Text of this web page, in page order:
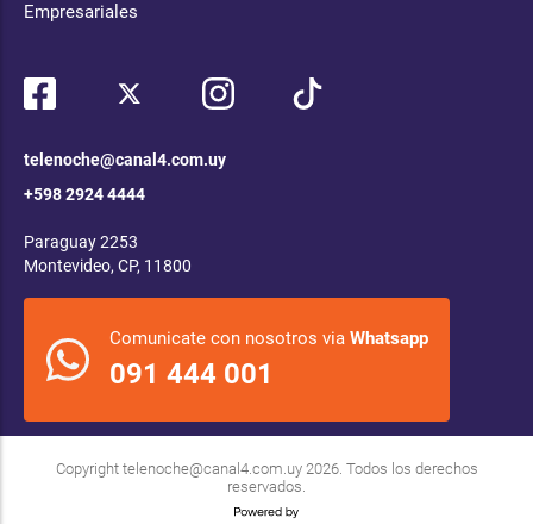
Empresariales
telenoche@canal4.com.uy
+598 2924 4444
Paraguay 2253
Montevideo, CP, 11800
Comunicate con nosotros via Whatsapp
091 444 001
Copyright telenoche@canal4.com.uy2026. Todos los derechos
reservados.